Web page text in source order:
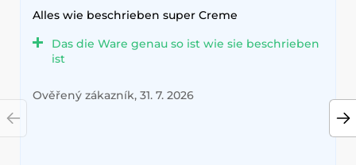
Alles wie beschrieben super Creme
Das die Ware genau so ist wie sie beschrieben
ist
Ověřený zákazník, 31. 7. 2026